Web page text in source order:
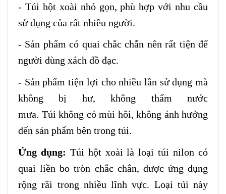
- Túi hột xoài nhỏ gọn, phù hợp với nhu cầu
sử dụng của rất nhiều người.
- Sản phẩm có quai chắc chắn nên rất tiện để
người dùng xách đồ đạc.
- Sản phẩm tiện lợi cho nhiều lần sử dụng mà
không bị hư, không thấm nước
mưa. Túi không có mùi hôi, không ảnh hưởng
đến sản phẩm bên trong túi.
Ứng dụng: Túi hột xoài là loại túi nilon có
quai liền bo tròn chắc chắn, được ứng dụng
rộng rãi trong nhiều lĩnh vực. Loại túi này